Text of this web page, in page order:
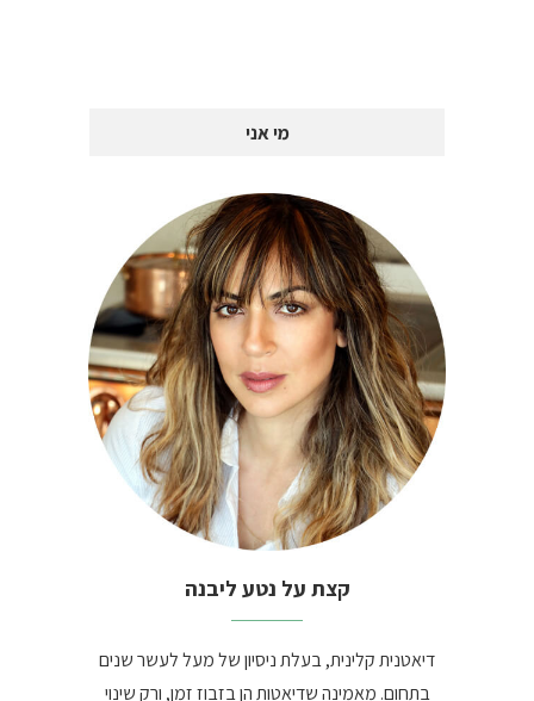
מי אני
קצת על נטע ליבנה
דיאטנית קלינית, בעלת ניסיון של מעל לעשר שנים
בתחום. מאמינה שדיאטות הן בזבוז זמן, ורק שינוי